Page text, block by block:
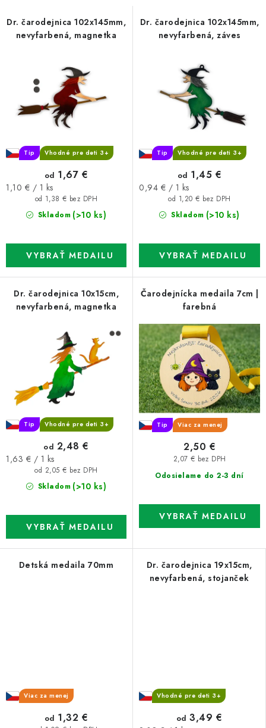
p
v
i
t
v
Dr. čarodejnica 102x145mm,
nevyfarbená, magnetka
Tip Vhodné pre deti 3+
Skladom (>10 ks)
od 1,38 € bez DPH
od 1,67 €
Jednotková
1,10 € / 1 ks
Dr. čarodejnica 102x145mm,
nevyfarbená, záves
Tip Vhodné pre deti 3+
Skladom (>10 ks)
od 1,20 € bez DPH
od 1,45 €
Jednotková
0,94 € / 1 ks
Dr. čarodejnica 10x15cm,
nevyfarbená, magnetka
Tip Vhodné pre deti 3+
Skladom (>10 ks)
od 2,05 € bez DPH
od 2,48 €
Jednotková
1,63 € / 1 ks
Čarodejnícka medaila 7cm |
farebná
Tip Viac za menej
Odosielame do 2-3 dní
2,07 € bez DPH
2,50 €
Detská medaila 70mm
Viac za menej
od 1,32 €
Dr. čarodejnica 19x15cm,
nevyfarbená, stojanček
Vhodné pre deti 3+
od 3,49 €